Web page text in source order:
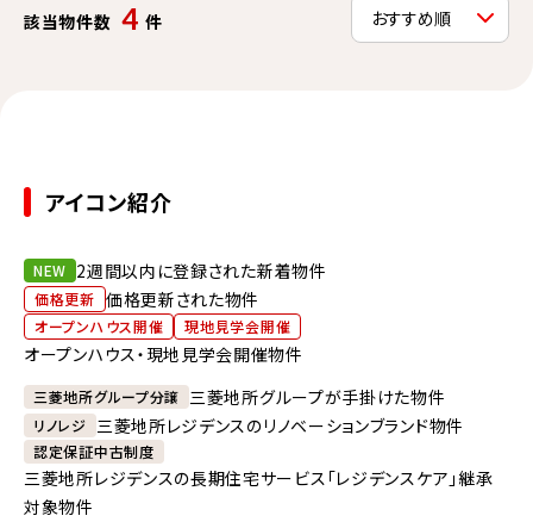
該当物件数 4 件
アイコン紹介
NEW 2週間以内に登録された新着物件
価格更新 価格更新された物件
オープンハウス開催 現地見学会開催
オープンハウス・現地見学会開催物件
三菱地所グループ分譲 三菱地所グループが手掛けた物件
リノレジ 三菱地所レジデンスのリノベーションブランド物件
認定保証中古制度
三菱地所レジデンスの長期住宅サービス「レジデンスケア」継承
対象物件